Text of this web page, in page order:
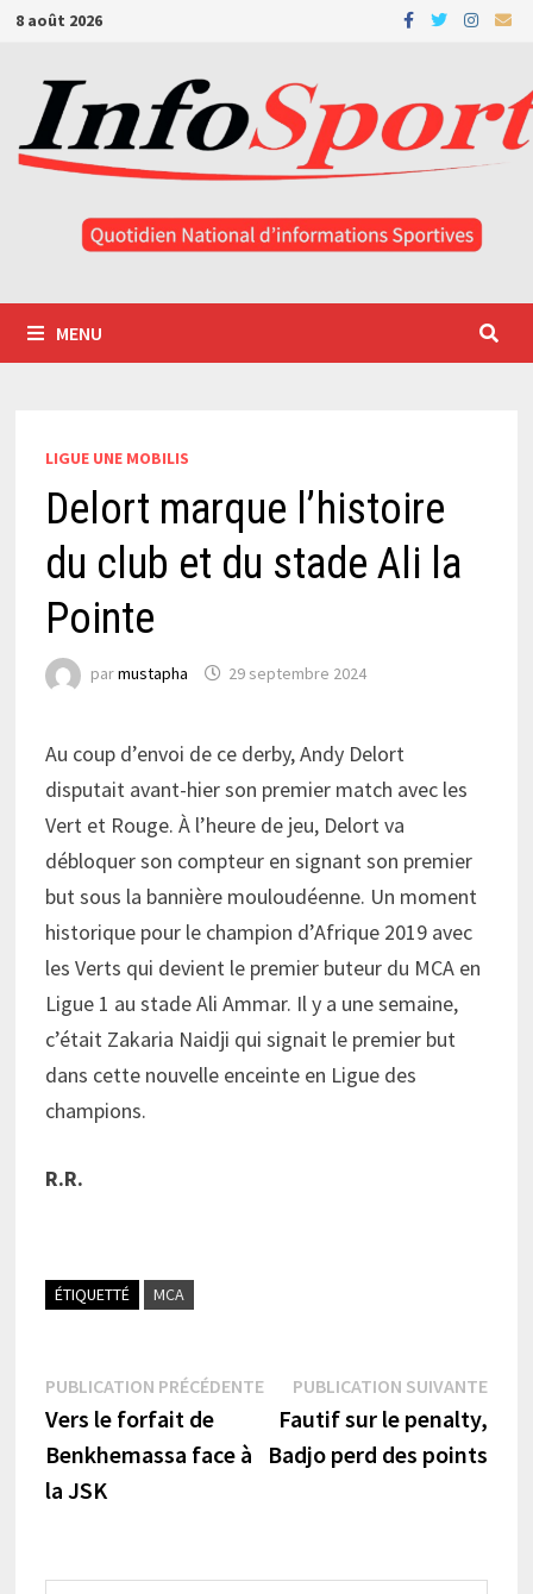
Passer
contenu
8 août 2026
MENU
LIGUE UNE MOBILIS
Delort marque l’histoire
du club et du stade Ali la
Pointe
parmustapha 29 septembre 2024
Au coup d’envoi de ce derby, Andy Delort
disputait avant-hier son premier match avec les
Vert et Rouge. À l’heure de jeu, Delort va
débloquer son compteur en signant son premier
but sous la bannière mouloudéenne. Un moment
historique pour le champion d’Afrique 2019 avec
les Verts qui devient le premier buteur du MCA en
Ligue 1 au stade Ali Ammar. Il y a une semaine,
c’était Zakaria Naidji qui signait le premier but
dans cette nouvelle enceinte en Ligue des
champions.
R.R.
ÉTIQUETTÉ MCA
Navigation
de
l’article
PUBLICATION PRÉCÉDENTEPublication
précédente :
Vers le forfait de
Benkhemassa face à
la JSK
PUBLICATION SUIVANTE
Fautif sur le penalty,
Badjo perd des points